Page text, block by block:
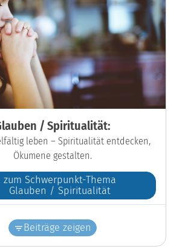
/ Spiritualität:
leben – Spiritualität entdecken,
Ökumene gestalten.
zum Schwerpunkt-Thema
Glauben / Spiritualität
Beiträge zeigen